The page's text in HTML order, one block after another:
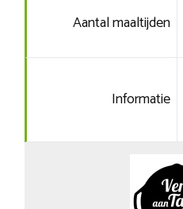
Aantal maaltijden
Informatie